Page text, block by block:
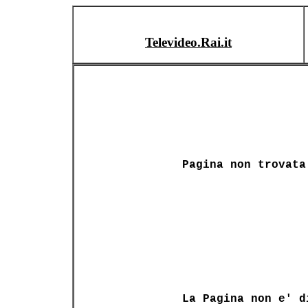
Televideo.Rai.it
Pagina non trovata
La Pagina non e'